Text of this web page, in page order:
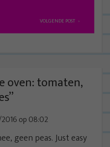
VOLGENDE POST
oven: tomaten,
”
op 08:02
geen peas. Just easy